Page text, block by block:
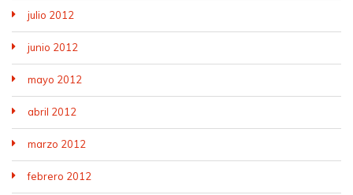
julio 2012
junio 2012
mayo 2012
abril 2012
marzo 2012
febrero 2012